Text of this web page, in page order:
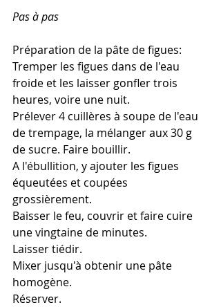
Pas à pas
Préparation de la pâte de figues:
Tremper les figues dans de l'eau
froide et les laisser gonfler trois
heures, voire une nuit.
Prélever 4 cuillères à soupe de l'eau
de trempage, la mélanger aux 30 g
de sucre. Faire bouillir.
A l'ébullition, y ajouter les figues
équeutées et coupées
grossièrement.
Baisser le feu, couvrir et faire cuire
une vingtaine de minutes.
Laisser tiédir.
Mixer jusqu'à obtenir une pâte
homogène.
Réserver.